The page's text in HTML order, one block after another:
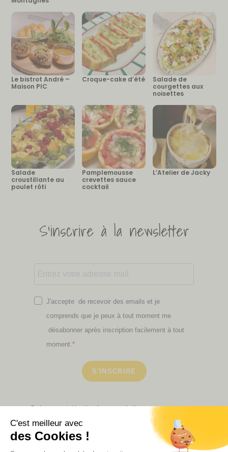
Le bistrot André –
Maison PIC
Croque-cake d’été
Salade de
courgettes aux
noisettes
Salade
croustillante au
poulet rôti
Pamplemousse
crevettes sauce
cocktail
L’Atelier de Jacky
S'inscrire à la newsletter
J'accepte de recevoir des emails et je
comprends que je peux à tout moment me
désabonner après inscription facilement à tout
moment.
S'INSCRIRE
Retrouvez ici toutes les newsletters que vous avez